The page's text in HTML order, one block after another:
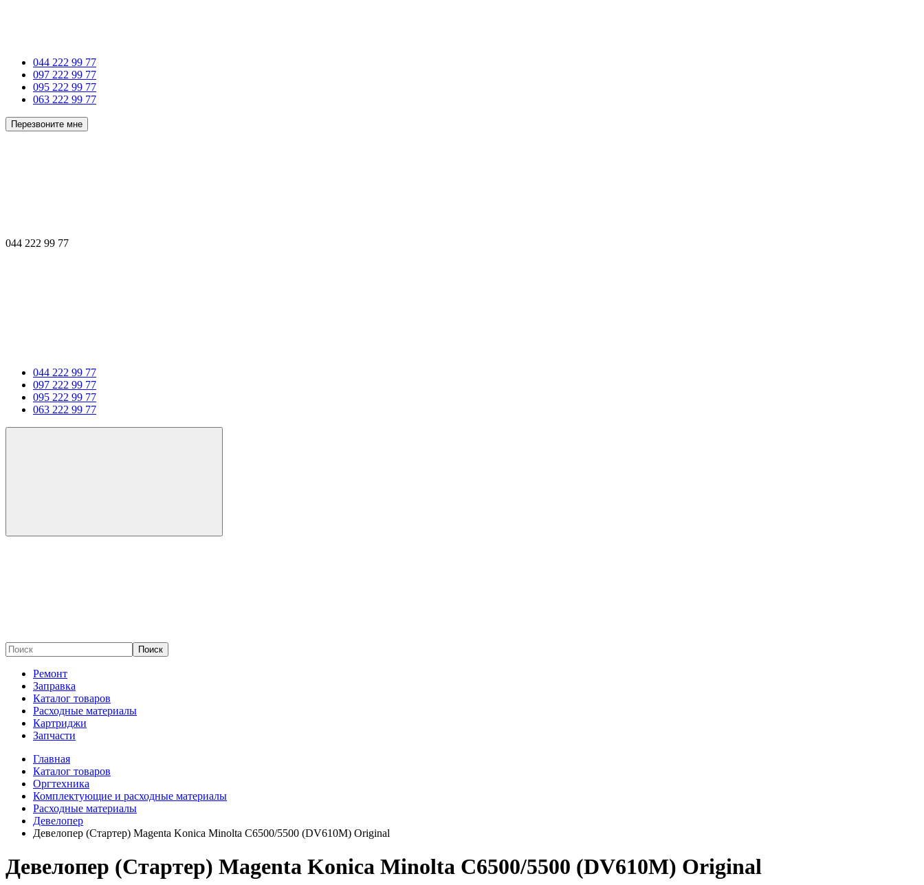
044 222 99 77
097 222 99 77
095 222 99 77
063 222 99 77
Перезвоните мне
044 222 99 77
044 222 99 77
097 222 99 77
095 222 99 77
063 222 99 77
Поиск
Ремонт
Заправка
Каталог товаров
Расходные материалы
Картриджи
Запчасти
Главная
Каталог товаров
Оргтехника
Комплектующие и расходные материалы
Расходные материалы
Девелопер
Девелопер (Стартер) Magenta Konica Minolta C6500/5500 (DV610M) Original
Девелопер (Стартер) Magenta Konica Minolta C6500/5500 (DV610M) Original